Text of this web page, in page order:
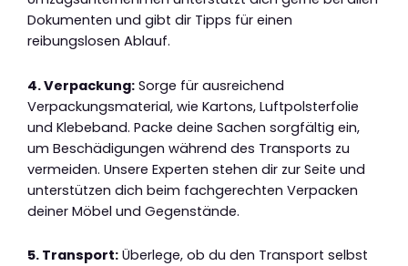
Dokumenten und gibt dir Tipps für einen
reibungslosen Ablauf.
4. Verpackung: Sorge für ausreichend
Verpackungsmaterial, wie Kartons, Luftpolsterfolie
und Klebeband. Packe deine Sachen sorgfältig ein,
um Beschädigungen während des Transports zu
vermeiden. Unsere Experten stehen dir zur Seite und
unterstützen dich beim fachgerechten Verpacken
deiner Möbel und Gegenstände.
5. Transport: Überlege, ob du den Transport selbst